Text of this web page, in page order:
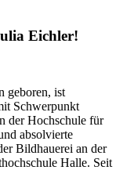
Eichler!
geboren, ist
Schwerpunkt
der Hochschule für
absolvierte
Bildhauerei an der
Halle. Seit